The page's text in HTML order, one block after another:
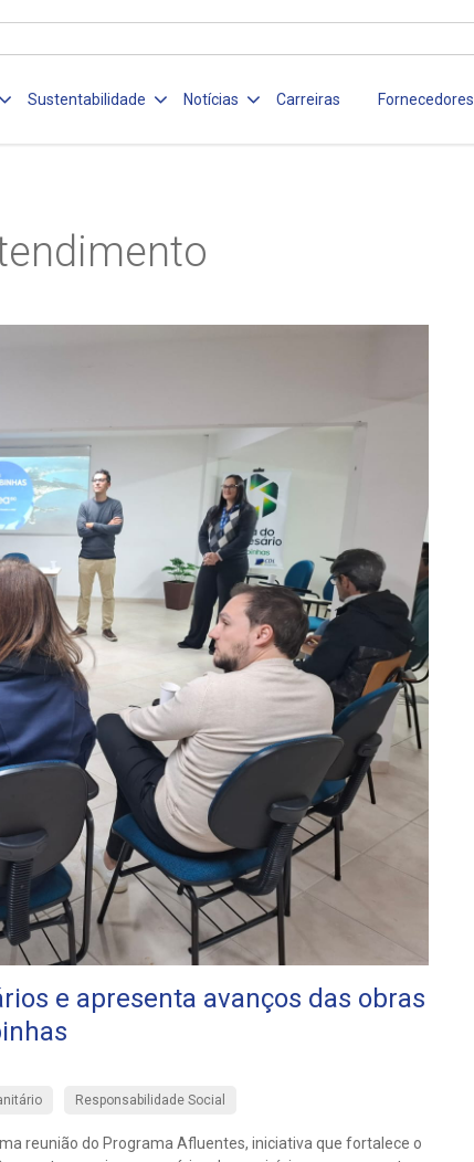
Sustentabilidade Notícias Carreiras Fornecedores
e apresenta avanços das obras
Responsabilidade Social
reunião do Programa Afluentes, iniciativa que fortalece o